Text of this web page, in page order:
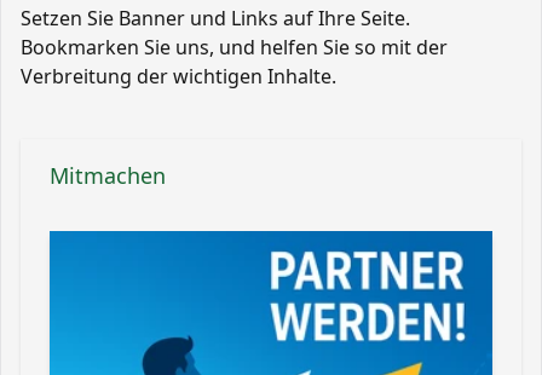
Setzen Sie Banner und Links auf Ihre Seite.
Bookmarken Sie uns, und helfen Sie so mit der
Verbreitung der wichtigen Inhalte.
Mitmachen